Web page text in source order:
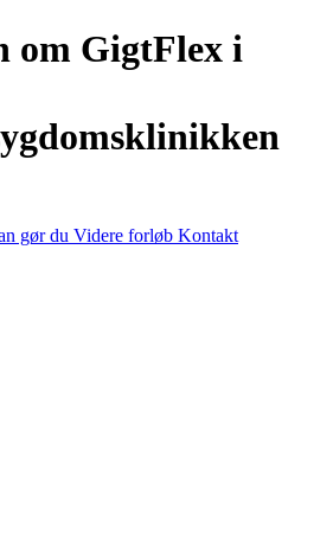
om GigtFlex i
gør du Videre forløb Kontakt